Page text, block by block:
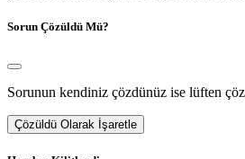
Sorun Çözüldü Mü?
Sorunun kendiniz çözdünüz ise lüften
Çözüldü Olarak İşaretle